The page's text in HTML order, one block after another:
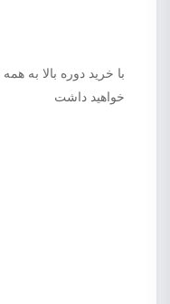
با خرید دوره بالا به
خواهید داشت